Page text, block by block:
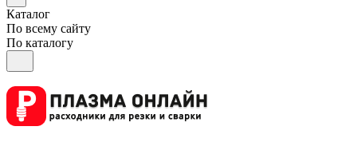
Каталог
По всему сайту
По каталогу